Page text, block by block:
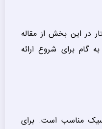
در این بخش از مقاله
گام برای شروع ارائه
مناسب است. برای